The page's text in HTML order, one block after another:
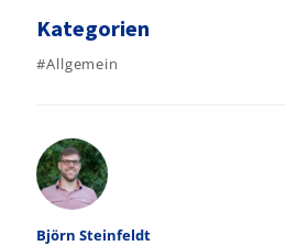
Kategorien
#Allgemein
Autor
Björn Steinfeldt